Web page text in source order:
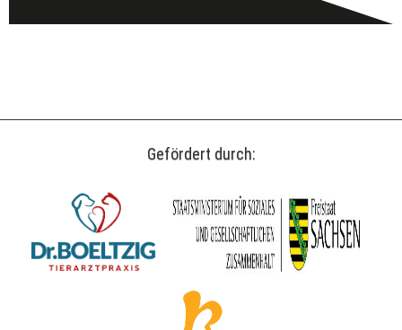
Gefördert durch: